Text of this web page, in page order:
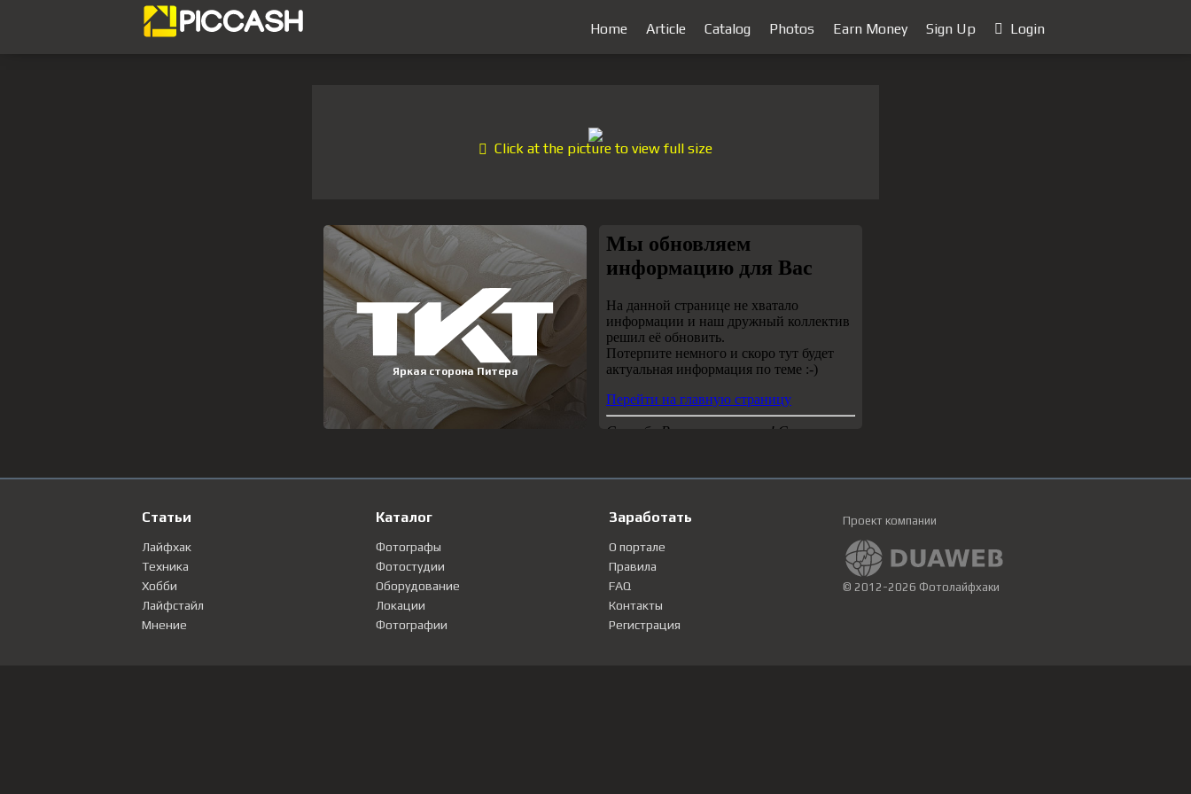
Home Article Catalog Photos Earn Money Sign Up Login
Click at the picture to view full size
Статьи
Лайфхак
Техника
Хобби
Лайфстайл
Мнение
Каталог
Фотографы
Фотостудии
Оборудование
Локации
Фотографии
Заработать
О портале
Правила
FAQ
Контакты
Регистрация
Проект компании
© 2012-2026 Фотолайфхаки